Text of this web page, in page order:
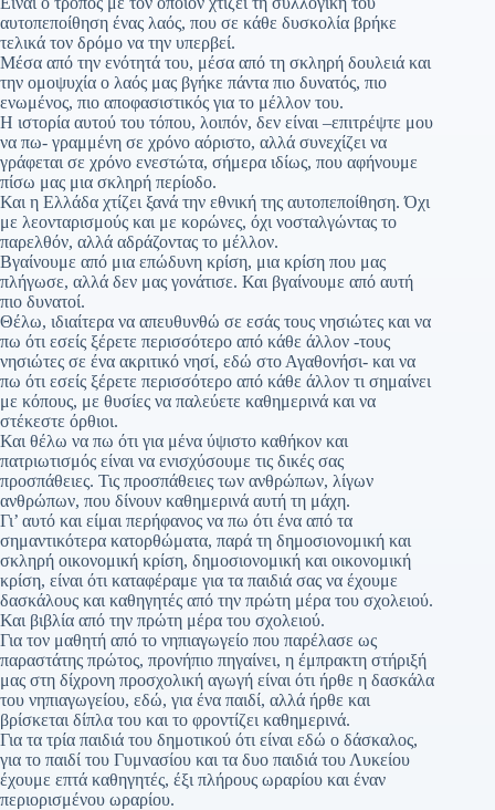
αυτοπεποίθηση ένας λαός, που σε κάθε δυσκολία βρήκε
τελικά τον δρόμο να την υπερβεί.
Μέσα από την ενότητά του, μέσα από τη σκληρή δουλειά και
την ομοψυχία ο λαός μας βγήκε πάντα πιο δυνατός, πιο
ενωμένος, πιο αποφασιστικός για το μέλλον του.
Η ιστορία αυτού του τόπου, λοιπόν, δεν είναι –επιτρέψτε μου
να πω- γραμμένη σε χρόνο αόριστο, αλλά συνεχίζει να
γράφεται σε χρόνο ενεστώτα, σήμερα ιδίως, που αφήνουμε
πίσω μας μια σκληρή περίοδο.
Και η Ελλάδα χτίζει ξανά την εθνική της αυτοπεποίθηση. Όχι
με λεονταρισμούς και με κορώνες, όχι νοσταλγώντας το
παρελθόν, αλλά αδράζοντας το μέλλον.
Βγαίνουμε από μια επώδυνη κρίση, μια κρίση που μας
πλήγωσε, αλλά δεν μας γονάτισε. Και βγαίνουμε από αυτή
πιο δυνατοί.
Θέλω, ιδιαίτερα να απευθυνθώ σε εσάς τους νησιώτες και να
πω ότι εσείς ξέρετε περισσότερο από κάθε άλλον -τους
νησιώτες σε ένα ακριτικό νησί, εδώ στο Αγαθονήσι- και να
πω ότι εσείς ξέρετε περισσότερο από κάθε άλλον τι σημαίνει
με κόπους, με θυσίες να παλεύετε καθημερινά και να
στέκεστε όρθιοι.
Και θέλω να πω ότι για μένα ύψιστο καθήκον και
πατριωτισμός είναι να ενισχύσουμε τις δικές σας
προσπάθειες. Τις προσπάθειες των ανθρώπων, λίγων
ανθρώπων, που δίνουν καθημερινά αυτή τη μάχη.
Γι’ αυτό και είμαι περήφανος να πω ότι ένα από τα
σημαντικότερα κατορθώματα, παρά τη δημοσιονομική και
σκληρή οικονομική κρίση, δημοσιονομική και οικονομική
κρίση, είναι ότι καταφέραμε για τα παιδιά σας να έχουμε
δασκάλους και καθηγητές από την πρώτη μέρα του σχολειού.
Και βιβλία από την πρώτη μέρα του σχολειού.
Για τον μαθητή από το νηπιαγωγείο που παρέλασε ως
παραστάτης πρώτος, προνήπιο πηγαίνει, η έμπρακτη στήριξή
μας στη δίχρονη προσχολική αγωγή είναι ότι ήρθε η δασκάλα
του νηπιαγωγείου, εδώ, για ένα παιδί, αλλά ήρθε και
βρίσκεται δίπλα του και το φροντίζει καθημερινά.
Για τα τρία παιδιά του δημοτικού ότι είναι εδώ ο δάσκαλος,
για το παιδί του Γυμνασίου και τα δυο παιδιά του Λυκείου
έχουμε επτά καθηγητές, έξι πλήρους ωραρίου και έναν
περιορισμένου ωραρίου.